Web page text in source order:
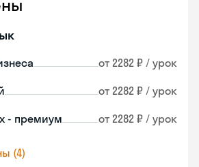
от 2282 ₽ / урок
от 2282 ₽ / урок
- премиум от 2282 ₽ / урок
(4)